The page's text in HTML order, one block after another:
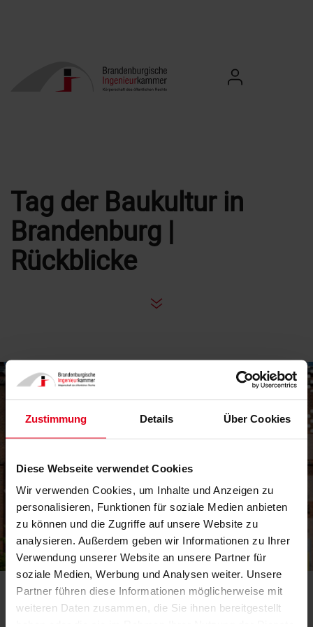
Zustimmung Details Über Cookies
Diese Webseite verwendet Cookies
Wir verwenden Cookies, um Inhalte und Anzeigen zu
personalisieren, Funktionen für soziale Medien anbieten
zu können und die Zugriffe auf unsere Website zu
analysieren. Außerdem geben wir Informationen zu Ihrer
Verwendung unserer Website an unsere Partner für
soziale Medien, Werbung und Analysen weiter. Unsere
Partner führen diese Informationen möglicherweise mit
weiteren Daten zusammen, die Sie ihnen bereitgestellt
Link zur Startseite
Tag der Baukultur in
Brandenburg |
Rückblicke